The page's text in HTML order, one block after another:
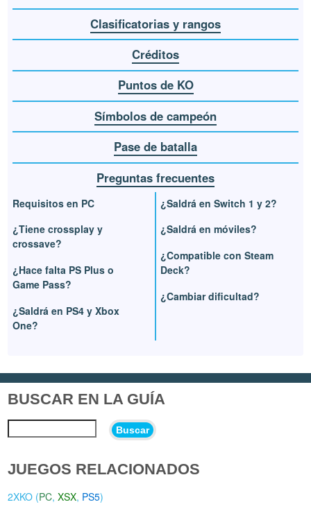
Clasificatorias y rangos
Créditos
Puntos de KO
Símbolos de campeón
Pase de batalla
Preguntas frecuentes
Requisitos en PC
¿Tiene crossplay y
crossave?
¿Hace falta PS Plus o
Game Pass?
¿Saldrá en PS4 y Xbox
One?
¿Saldrá en Switch 1 y 2?
¿Saldrá en móviles?
¿Compatible con Steam
Deck?
¿Cambiar dificultad?
BUSCAR EN LA GUÍA
Buscar
JUEGOS RELACIONADOS
2XKO (PC,XSX, PS5)